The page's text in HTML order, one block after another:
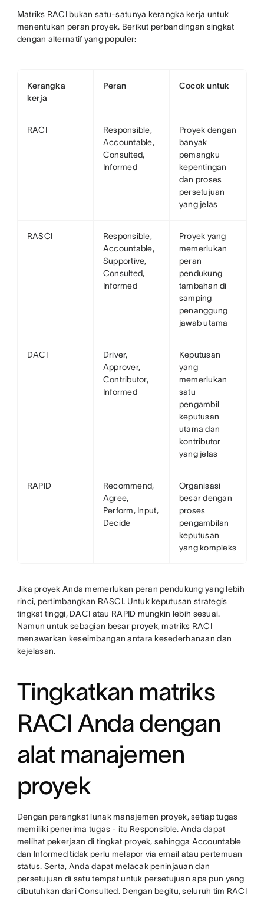
Matriks RACI bukan satu-satunya kerangka kerja untuk
menentukan peran proyek. Berikut perbandingan singkat
dengan alternatif yang populer:
Kerangka
kerja
Peran Cocok untuk
RACI
Responsible,
Accountable,
Consulted,
Informed
Proyek dengan
banyak
pemangku
kepentingan
dan proses
persetujuan
yang jelas
RASCI
Responsible,
Accountable,
Supportive,
Consulted,
Informed
Proyek yang
memerlukan
peran
pendukung
tambahan di
samping
penanggung
jawab utama
DACI
Driver,
Approver,
Contributor,
Informed
Keputusan
yang
memerlukan
satu
pengambil
keputusan
utama dan
kontributor
yang jelas
RAPID
Recommend,
Agree,
Perform, Input,
Decide
Organisasi
besar dengan
proses
pengambilan
keputusan
yang kompleks
Jika proyek Anda memerlukan peran pendukung yang lebih
rinci, pertimbangkan RASCI. Untuk keputusan strategis
tingkat tinggi, DACI atau RAPID mungkin lebih sesuai.
Namun untuk sebagian besar proyek, matriks RACI
menawarkan keseimbangan antara kesederhanaan dan
kejelasan.
Tingkatkan matriks
RACI Anda dengan
alat manajemen
proyek
Dengan perangkat lunak manajemen proyek, setiap tugas
memiliki penerima tugas - itu Responsible. Anda dapat
melihat pekerjaan di tingkat proyek, sehingga Accountable
dan Informed tidak perlu melapor via email atau pertemuan
status. Serta, Anda dapat melacak peninjauan dan
persetujuan di satu tempat untuk persetujuan apa pun yang
dibutuhkan dari Consulted. Dengan begitu, seluruh tim RACI